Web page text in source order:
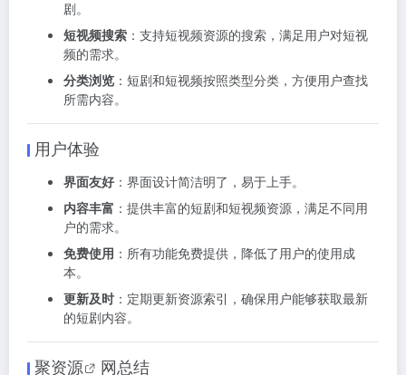
剧。
短视频搜索 ：支持短视频资源的搜索，满足用户对短视
频的需求。
分类浏览 ：短剧和短视频按照类型分类，方便用户查找
所需内容。
用户体验
界面友好 ：界面设计简洁明了，易于上手。
内容丰富 ：提供丰富的短剧和短视频资源，满足不同用
户的需求。
免费使用 ：所有功能免费提供，降低了用户的使用成
本。
更新及时 ：定期更新资源索引，确保用户能够获取最新
的短剧内容。
聚资源 网总结